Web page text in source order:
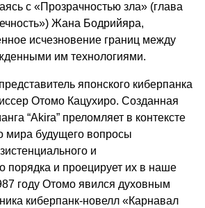
с «Прозрачностью зла» (глава
Жана Бодрийяра,
исчезновение границ между
им технологиями.
японского киберпанка
Отомо Кацухиро. Созданная
“Akira” преломляет в контексте
мира будущего вопросы
и
порядка и проецирует их в наше
году Отомо явился духовным
киберпанк-новелл «Карнавал